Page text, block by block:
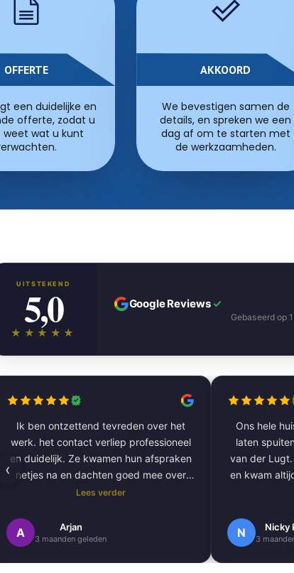
OFFERTE
een duidelijke en
offerte, zodat u
weet wat u kunt
AKKOORD
We bevestigen samen de
details, en spreken we een
dag af om te starten met
de werkzaamheden.
UITSTEKEND
5,0
★★★★★
Google Reviews✓
Gebaseerd op
Ik ben ontzettend tevreden over het
werk. het contact verliep professioneel
en duidelijk. Ze kwamen hun afspraken
netjes na en dachten goed mee over
kleurkeuze en afwerking.
Het schilderwerk zelf is van hoge
kwaliteit uitgevoerd. Alles is strak
Lees verder
A Arjan
3 maanden geleden
Ons hele
laten
van der
en kwam
De volgende
N Nicky
3
‹